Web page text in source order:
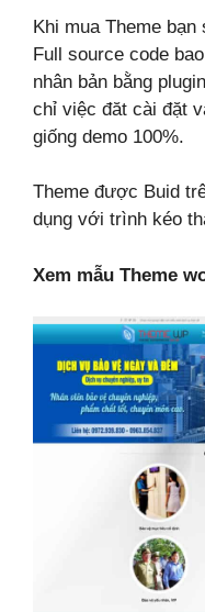
Khi mua Theme
Full source code
nhân bản bằng plugin
chỉ việc đăt cài đặt
giống demo 100%.
Theme được Buid
dụng với trình kéo
Xem mẫu Theme